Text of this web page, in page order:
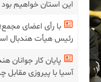
این استان خواهیم بود
با رأی اعضای
رئیس هیأت هندبال
پایان کار جوانان
آسیا با پیروزی مقابل